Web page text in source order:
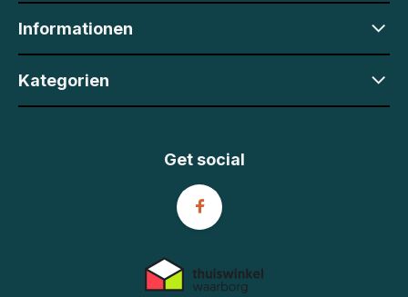
Informationen
Kategorien
Get social